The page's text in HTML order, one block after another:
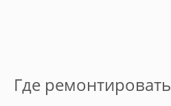
Где ремонтировать